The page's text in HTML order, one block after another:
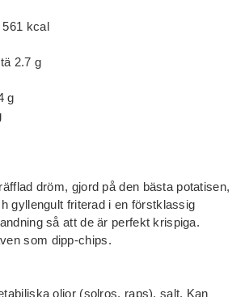
561 kcal
2.7 g
g
dröm, gjord på den bästa potatisen,
gyllengult friterad i en förstklassig
så att de är perfekt krispiga.
som dipp-chips.
oljor (solros, raps), salt. Kan